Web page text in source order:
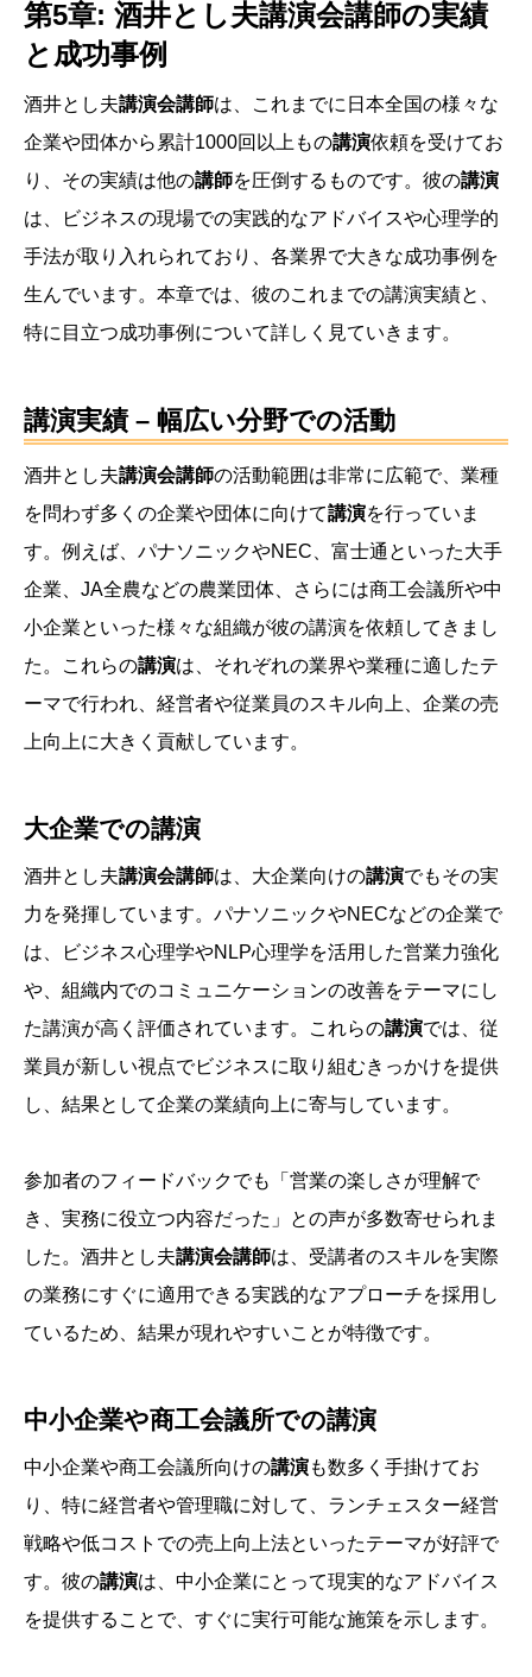
第5章: 酒井とし夫講演会講師の実績
と成功事例
酒井とし夫講演会講師は、これまでに日本全国の様々な
企業や団体から累計1000回以上もの講演依頼を受けてお
り、その実績は他の講師を圧倒するものです。彼の講演
は、ビジネスの現場での実践的なアドバイスや心理学的
手法が取り入れられており、各業界で大きな成功事例を
生んでいます。本章では、彼のこれまでの講演実績と、
特に目立つ成功事例について詳しく見ていきます。
講演実績 – 幅広い分野での活動
酒井とし夫講演会講師の活動範囲は非常に広範で、業種
を問わず多くの企業や団体に向けて講演を行っていま
す。例えば、パナソニックやNEC、富士通といった大手
企業、JA全農などの農業団体、さらには商工会議所や中
小企業といった様々な組織が彼の講演を依頼してきまし
た。これらの講演は、それぞれの業界や業種に適したテ
ーマで行われ、経営者や従業員のスキル向上、企業の売
上向上に大きく貢献しています。
大企業での講演
酒井とし夫講演会講師は、大企業向けの講演でもその実
力を発揮しています。パナソニックやNECなどの企業で
は、ビジネス心理学やNLP心理学を活用した営業力強化
や、組織内でのコミュニケーションの改善をテーマにし
た講演が高く評価されています。これらの講演では、従
業員が新しい視点でビジネスに取り組むきっかけを提供
し、結果として企業の業績向上に寄与しています。
参加者のフィードバックでも「営業の楽しさが理解で
き、実務に役立つ内容だった」との声が多数寄せられま
した。酒井とし夫講演会講師は、受講者のスキルを実際
の業務にすぐに適用できる実践的なアプローチを採用し
ているため、結果が現れやすいことが特徴です。
中小企業や商工会議所での講演
中小企業や商工会議所向けの講演も数多く手掛けてお
り、特に経営者や管理職に対して、ランチェスター経営
戦略や低コストでの売上向上法といったテーマが好評で
す。彼の講演は、中小企業にとって現実的なアドバイス
を提供することで、すぐに実行可能な施策を示します。